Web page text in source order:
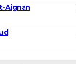
Aignan